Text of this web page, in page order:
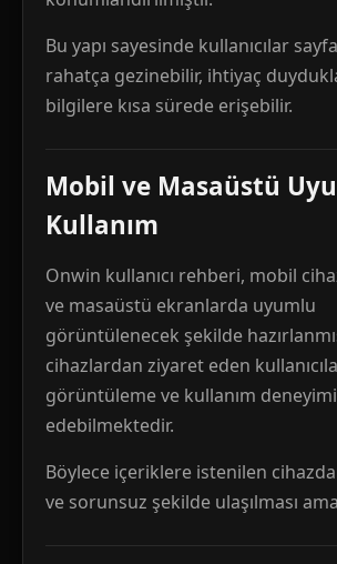
Bu yapı sayesinde kullanıcılar
rahatça gezinebilir, ihtiyaç
bilgilere kısa sürede erişebilir.
Mobil ve Masaüstü
Kullanım
Onwin kullanıcı rehberi, mobil
ve masaüstü ekranlarda uyumlu
görüntülenecek şekilde
cihazlardan ziyaret eden
görüntüleme ve kullanım
edebilmektedir.
Böylece içeriklere istenilen
ve sorunsuz şekilde ulaşılması